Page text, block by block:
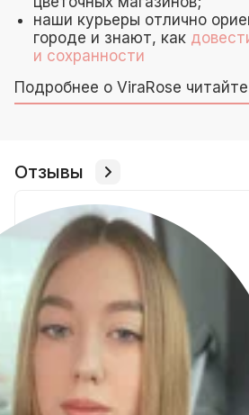
наши курьеры отлично
городе и знают, как
и сохранности
Подробнее о ViraRose
Отзывы